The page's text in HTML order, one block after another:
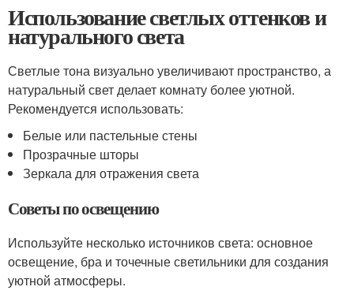
Использование светлых оттенков и
натурального света
Светлые тона визуально увеличивают пространство, а
натуральный свет делает комнату более уютной.
Рекомендуется использовать:
Белые или пастельные стены
Прозрачные шторы
Зеркала для отражения света
Советы по освещению
Используйте несколько источников света: основное
освещение, бра и точечные светильники для создания
уютной атмосферы.